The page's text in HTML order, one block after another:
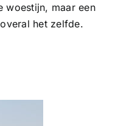
woestijn, maar een
het zelfde.